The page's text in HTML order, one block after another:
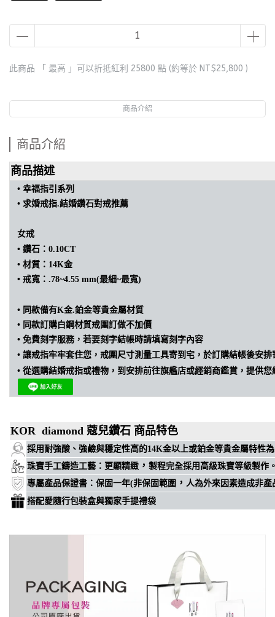
此商品 「 最高 」可以折抵紅利 25800 點 (約等於 NT$25,800 )
商品介紹
商品介紹
商品描述
• 幸福指引 系列
• 求婚戒指.結婚鑽石對戒推薦
女戒
•鑽石：0.10CT
•材質：14K金
•戒寬：.78~4.55 mm(最細~最寬)
• 同款備有K金.鉑金等貴金屬材質
• 同款訂購白鋼材質戒圍訂做不加價
• 免費刻字服務，若要刻字結帳時請填寫刻字內容
•讓戒指牢牢套住您，戒圍尺寸測量工具寄到宅，於訂購結帳後安排
•從選購結婚戒指或禮物，到安排前往旗艦店或經銷商鑑賞，提供
KOR diamond 蔻兒鑽石 商品特色
採用耐強酸、強鹼與穩定性高的14K金以上或鉑金等貴金屬特性
珠寶手工鑄造工藝 ： 更顯精緻 ， 製程完全採用高級珠寶等級製作
專屬產品保證書 ： 保固一年(非保固範圍 ， 人為外來因素造成非產
搭配愛隨行包裝盒與獨家手提禮袋